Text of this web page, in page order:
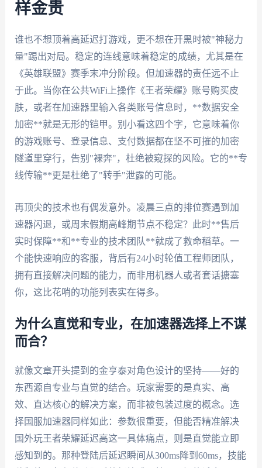
样金贵
谁也不想顶着高延迟打游戏，更不想在开黑时被"神秘力
量"踢出对局。稳定的连线意味着稳定的成绩，尤其是在
《英雄联盟》赛季末冲分阶段。但加速器的责任远不止
于此。当你在公共WiFi上操作《王者荣耀》账号购买皮
肤，或者在加速器里输入各类账号信息时，**数据安全
加密**就是无形的铠甲。别小看这四个字，它意味着你
的游戏账号、登录信息、支付数据都在坚不可摧的加密
隧道里穿行，告别"裸奔"，杜绝被窥探的风险。它的**专
线传输**更是杜绝了"转手"泄露的可能。
再顶尖的技术也有偶发意外。凌晨三点的排位赛遇到加
速器闪退，或周末假期高峰期节点不稳定？此时**售后
实时保障**和**专业的技术团队**就成了救命稻草。一
个能快速响应的客服，背后有24小时轮值工程师团队，
拥有直接解决问题的能力，而非用机器人或者套话搪塞
你，这比花哨的功能列表实在得多。
为什么直觉和专业，在加速器选择上不谋
而合？
就像文章开头提到的金亨泰对角色设计的坚持——好的
东西源自专业与直觉的结合。玩家需要的是真实、高
效、直达核心的解决方案，而非被包装过度的概念。选
择国服加速器同样如此：参数很重要，但能否精准解决
国外玩王者荣耀延迟高这一具体痛点，则是直觉能立即
感知到的。那种登陆后延迟瞬间从300ms降到60ms，技能